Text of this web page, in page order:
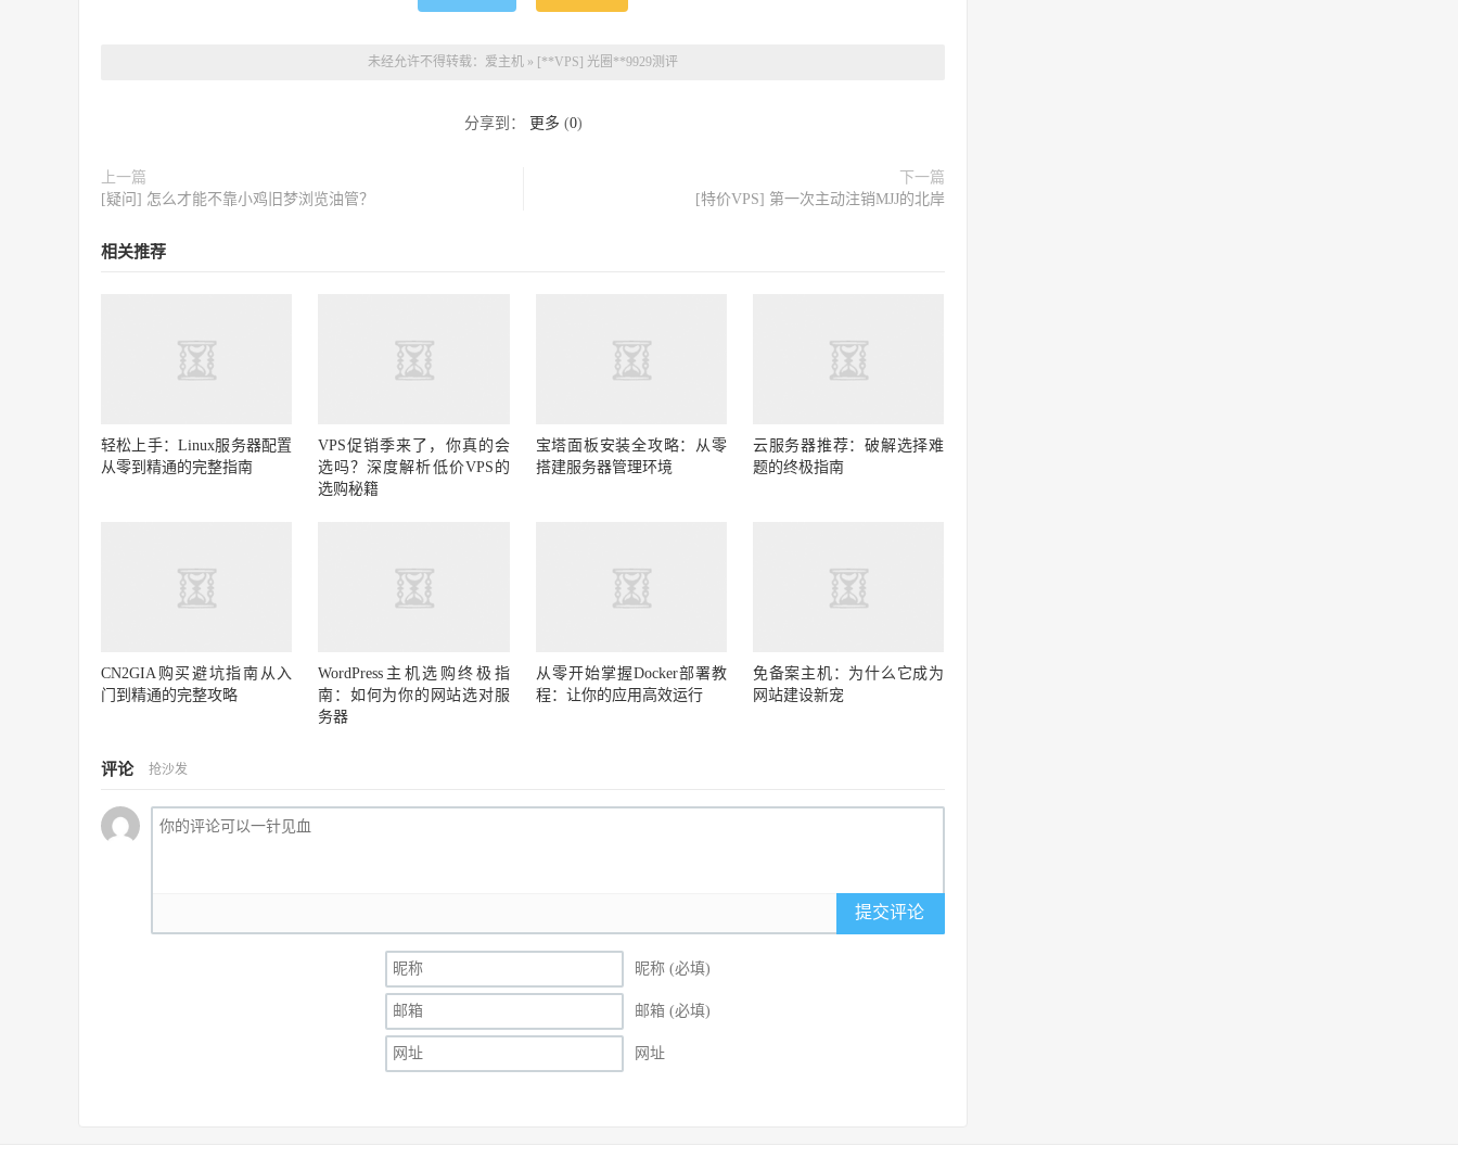
未经允许不得转载： 爱主机 » [**VPS] 光圈**9929测评
分享到： 更多 (0)
上一篇
[疑问] 怎么才能不靠小鸡旧梦浏览油管？
下一篇
[特价VPS] 第一次主动注销MJJ的北岸
相关推荐
轻松上手：Linux服务器配置
从零到精通的完整指南
VPS促销季来了，你真的会
选吗？深度解析低价VPS的
选购秘籍
宝塔面板安装全攻略：从零
搭建服务器管理环境
云服务器推荐：破解选择难
题的终极指南
CN2GIA购买避坑指南从入
门到精通的完整攻略
WordPress主机选购终极指
南：如何为你的网站选对服
务器
从零开始掌握Docker部署教
程：让你的应用高效运行
免备案主机：为什么它成为
网站建设新宠
评论 抢沙发
提交评论
昵称 (必填)
邮箱 (必填)
网址